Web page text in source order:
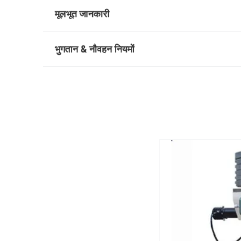
मूलभूत जानकारी
भुगतान & नौवहन नियमों